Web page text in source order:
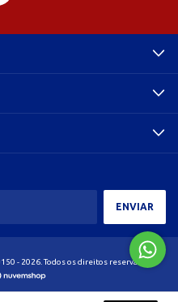
- 2026. Todos os direitos reservados.